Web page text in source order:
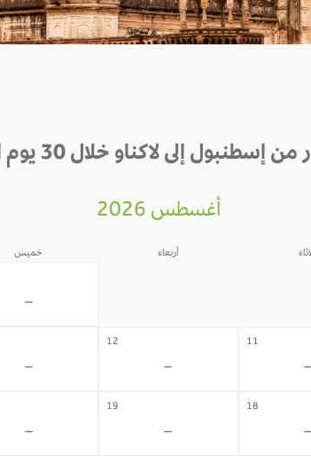
إسطنبول إلى لاكناو خلال 30 يوم القادمة
أغسطس 2026
أربعاء خميس
-
11
-
12
-
-
18
-
19
-
-